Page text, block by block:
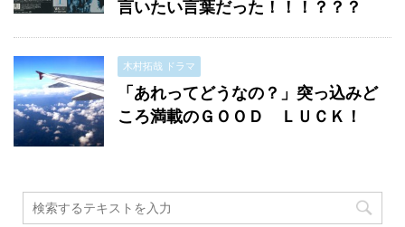
言いたい言葉だった！！！？？？
木村拓哉 ドラマ
「あれってどうなの？」突っ込みど
ころ満載のＧＯＯＤ ＬＵＣＫ！